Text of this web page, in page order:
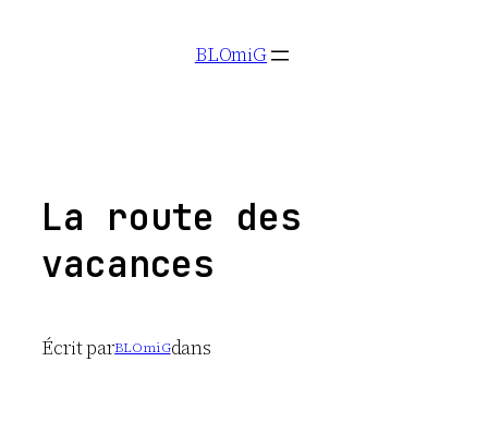
BLOmiG
La route des
vacances
Écrit parBLOmiGdans